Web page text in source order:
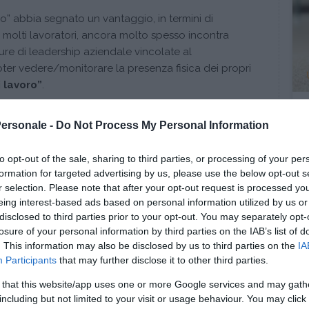
- Do Not Process My Personal Information
opt-out of the sale, sharing to third parties, or processing of your
for targeted advertising by us, please use the below opt-out
selection. Please note that after your opt-out request is processed
interest-based ads based on personal information utilized by us
to third parties prior to your opt-out. You may separately
of your personal information by third parties on the IAB’s list of
This information may also be disclosed by us to third parties on the
Participants that may further disclose it to other third parties.
that this website/app uses one or more Google services and may
but not limited to your visit or usage behaviour. You may
abbia segnato un vantaggio, in termini di
molti lavoratori, ancora molto spesso incontra
di leadership aziendale vincolate al
vedere/monitorare la presenza fisica dei propri
lavoro”.
spesso le realtà aziendali, che si trovano a far
non di persone che si comportino da meri
contesti complessi e mutevoli. Ecco perché per
soggette a questo dinamismo è necessario
unmutamento di prospettivase si vuole
del propriogruppo di lavoro.
a leggere dopo la pubblicità